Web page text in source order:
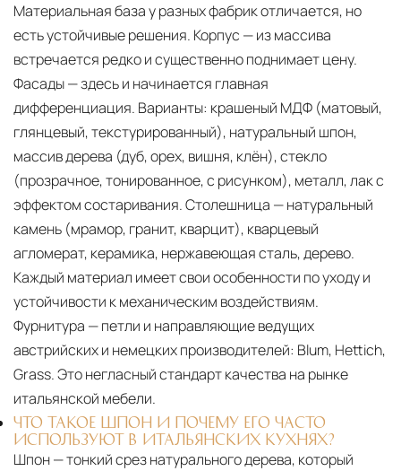
Материальная база у разных фабрик отличается, но
есть устойчивые решения. Корпус — из массива
встречается редко и существенно поднимает цену.
Фасады — здесь и начинается главная
дифференциация. Варианты: крашеный МДФ (матовый,
глянцевый, текстурированный), натуральный шпон,
массив дерева (дуб, орех, вишня, клён), стекло
(прозрачное, тонированное, с рисунком), металл, лак с
эффектом состаривания. Столешница — натуральный
камень (мрамор, гранит, кварцит), кварцевый
агломерат, керамика, нержавеющая сталь, дерево.
Каждый материал имеет свои особенности по уходу и
устойчивости к механическим воздействиям.
Фурнитура — петли и направляющие ведущих
австрийских и немецких производителей: Blum, Hettich,
Grass. Это негласный стандарт качества на рынке
итальянской мебели.
ЧТО ТАКОЕ ШПОН И ПОЧЕМУ ЕГО ЧАСТО
ИСПОЛЬЗУЮТ В ИТАЛЬЯНСКИХ КУХНЯХ?
Шпон — тонкий срез натурального дерева, который